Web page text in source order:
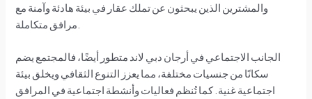
والمشترين الذين يبحثون عن تملك عقار في بيئة هادئة وآمنة مع
الجانب الاجتماعي في أرجان دبي لاند متطور أيضًا، فالمجتمع يضم
سكانًا من جنسيات مختلفة، مما يعزز التنوع الثقافي ويخلق بيئة
اجتماعية غنية. كما تُنظم فعاليات وأنشطة اجتماعية في المرافق